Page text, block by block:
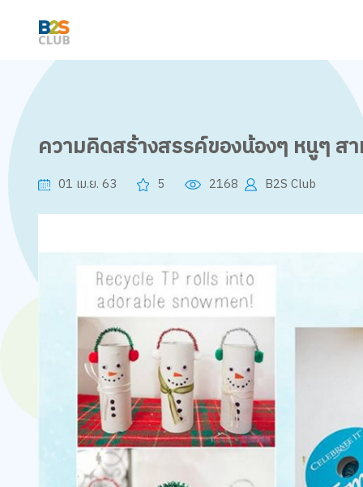
ความคิดสร้างสรรค์ของน้องๆ หนูๆ ส
01 เม.ย. 63 5 2168 B2S Club